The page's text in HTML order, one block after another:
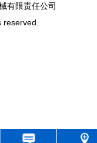
机械有限责任公司
reserved.